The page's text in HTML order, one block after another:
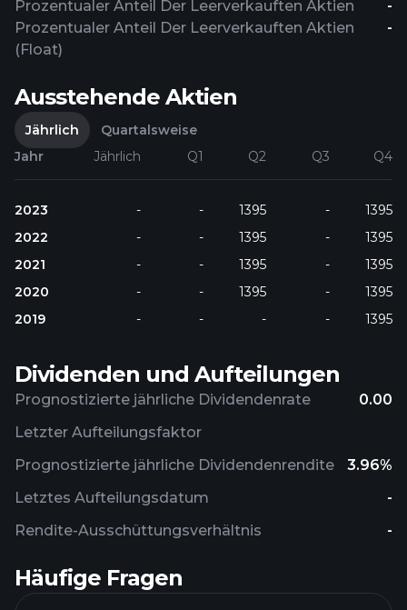
Prozentualer Anteil Der Leerverkauften Aktien
-
Prozentualer Anteil Der Leerverkauften Aktien
(Float)
-
Ausstehende Aktien
Jährlich
Quartalsweise
Jahr
Jährlich Q1 Q2 Q3 Q4
2023 - - 1395 -
1395
2022
- - 1395 -
1395
2021
- - 1395 -
1395
2020
- - 1395 -
1395
2019
- - - - 1395
Dividenden und Aufteilungen
Prognostizierte jährliche Dividendenrate 0.00
Prognostizierte jährliche Dividendenrendite 3.96%
Rendite-Ausschüttungsverhältnis -
Letzter Aufteilungsfaktor
Letztes Aufteilungsdatum -
Häufige Fragen